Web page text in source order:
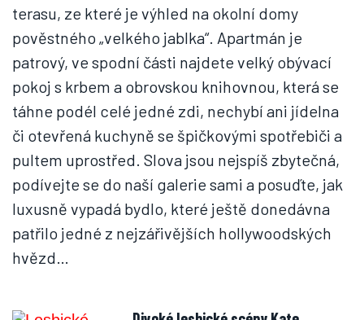
terasu, ze které je výhled na okolní domy
pověstného „velkého jablka“. Apartmán je
patrový, ve spodní části najdete velký obývací
pokoj s krbem a obrovskou knihovnou, která se
táhne podél celé jedné zdi, nechybí ani jídelna
či otevřená kuchyně se špičkovými spotřebiči a
pultem uprostřed. Slova jsou nejspíš zbytečná,
podívejte se do naší galerie sami a posuďte, jak
luxusně vypadá bydlo, které ještě donedávna
patřilo jedné z nejzářivějších hollywoodských
hvězd…